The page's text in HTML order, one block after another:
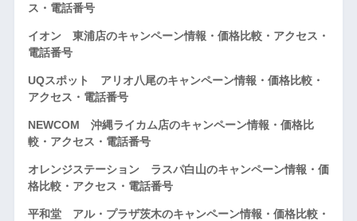
ス・電話番号
イオン 東浦店のキャンペーン情報・価格比較・アクセス・
電話番号
UQスポット アリオ八尾のキャンペーン情報・価格比較・
アクセス・電話番号
NEWCOM 沖縄ライカム店のキャンペーン情報・価格比
較・アクセス・電話番号
オレンジステーション ラスパ白山のキャンペーン情報・価
格比較・アクセス・電話番号
平和堂 アル・プラザ茨木のキャンペーン情報・価格比較・